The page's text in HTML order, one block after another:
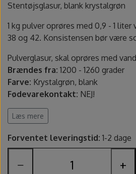
Amaco Velvet
Fundamentals
Jungle Gems
Potter's Choice
Velvet
Pensler og
Skinner
Spande, sigter og
Lerruller, udstansere
Gips, gipsforme og
Stentøjsglasur, blank krystalgrøn
1 kg pulver oprøres med 0,9 - 1
38 og 42. Konsistensen bør være
Pulverglasur, skal oprøres med vand
Brændes fra: 1200 - 1260 grader
Farve: Krystalgrøn, blank
Fødevarekontakt: NEJ!
Sikkerhed:
Benyt handsker ved oprøring.
Producent varenummer : S1284a
Findes også som penselglasur.
Læs mere
Forventet leveringstid: 1-2 dage
− +